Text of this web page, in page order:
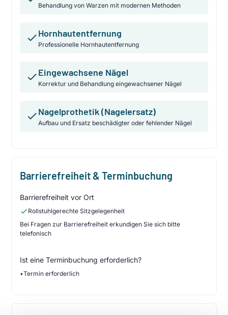
Behandlung von Warzen mit modernen Methoden
Hornhautentfernung
Professionelle Hornhautentfernung
Eingewachsene Nägel
Korrektur und Behandlung eingewachsener Nägel
Nagelprothetik (Nagelersatz)
Aufbau und Ersatz beschädigter oder fehlender Nägel
Barrierefreiheit & Terminbuchung
Barrierefreiheit vor Ort
Rollstuhlgerechte Sitzgelegenheit
Bei Fragen zur Barrierefreiheit erkundigen Sie sich bitte
telefonisch
Ist eine Terminbuchung erforderlich?
•Termin erforderlich